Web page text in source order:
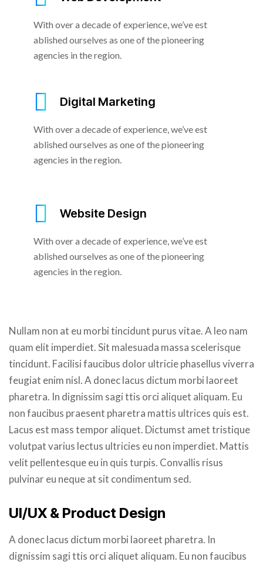
With over a decade of experience, we’ve est
ablished ourselves as one of the pioneering
agencies in the region.
Digital Marketing
With over a decade of experience, we’ve est
ablished ourselves as one of the pioneering
agencies in the region.
Website Design
With over a decade of experience, we’ve est
ablished ourselves as one of the pioneering
agencies in the region.
Nullam non at eu morbi tincidunt purus vitae. A leo nam
quam elit imperdiet. Sit malesuada massa scelerisque
tincidunt. Facilisi faucibus dolor ultricie phasellus viverra
feugiat enim nisl. A donec lacus dictum morbi laoreet
pharetra. In dignissim sagi ttis orci aliquet aliquam. Eu
non faucibus praesent pharetra mattis ultrices quis est.
Lacus est mass tempor aliquet. Dictumst amet tristique
volutpat varius lectus ultricies eu non imperdiet. Mattis
velit pellentesque eu in quis turpis. Convallis risus
pulvinar eu neque at sit condimentum sed.
UI/UX & Product Design
A donec lacus dictum morbi laoreet pharetra. In
dignissim sagi ttis orci aliquet aliquam. Eu non faucibus